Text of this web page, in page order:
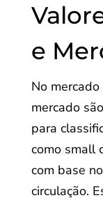
e
No
mercado
para
como small
com base
circulação.